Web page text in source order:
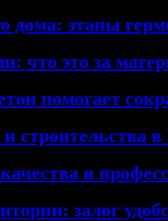
этапы
что это за
помогает
строительства
и
залог